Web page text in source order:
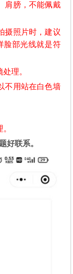
肩膀，不能佩戴
摄照片时，建议
脸部光线就是符
理。
不用站在白色墙
好联系。